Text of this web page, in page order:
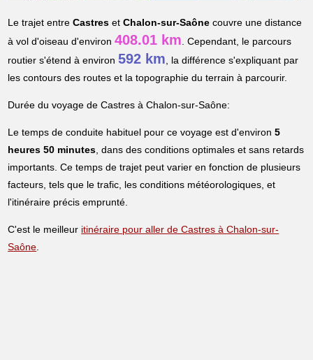
Le trajet entreCastres etChalon-sur-Saône couvre une distance
à vol d'oiseau d'environ408.01 km. Cependant, le parcours
routier s'étend à environ592 km, la différence s'expliquant par
les contours des routes et la topographie du terrain à parcourir.
Durée du voyage de Castres à Chalon-sur-Saône:
Le temps de conduite habituel pour ce voyage est d'environ5
heures 50 minutes, dans des conditions optimales et sans retards
importants. Ce temps de trajet peut varier en fonction de plusieurs
facteurs, tels que le trafic, les conditions météorologiques, et
l'itinéraire précis emprunté.
C'est le meilleur itinéraire pour aller de Castres à Chalon-sur-
Saône.